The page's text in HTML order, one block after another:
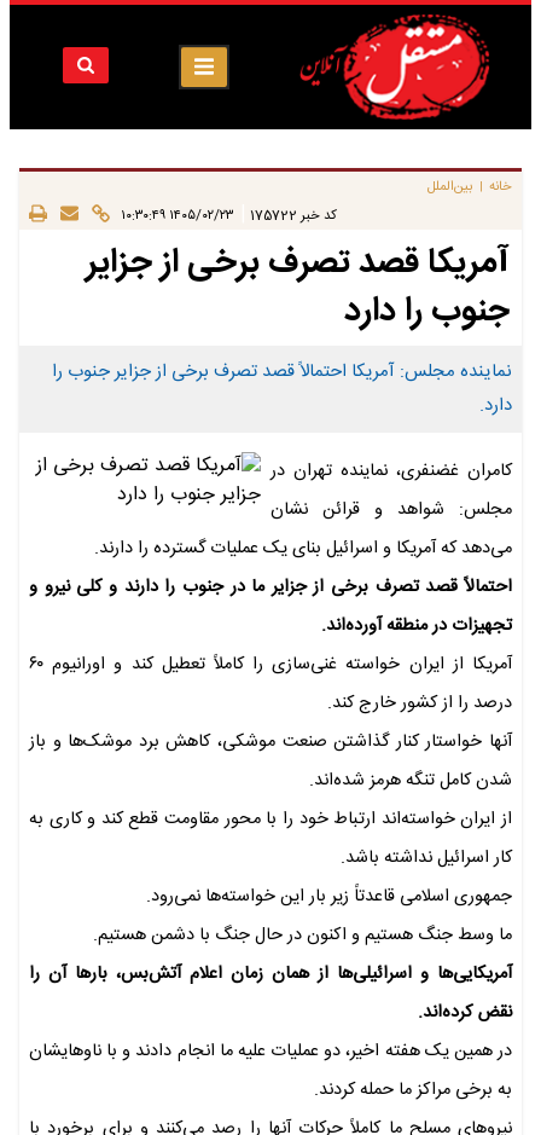
خانه | بین‌الملل
کد خبر 175722 ۱۴۰۵/۰۲/۲۳ ۱۰:۳۰:۴۹
آمریکا قصد تصرف برخی از جزایر
جنوب را دارد
نماینده مجلس: آمریکا احتمالاً قصد تصرف برخی از جزایر جنوب را
دارد.
کامران غضنفری، نماینده تهران در
مجلس: شواهد و قرائن نشان
می‌دهد که آمریکا و اسرائیل بنای یک عملیات گسترده را دارند.
احتمالاً قصد تصرف برخی از جزایر ما در جنوب را دارند و کلی نیرو و
تجهیزات در منطقه آورده‌اند.
آمریکا از ایران خواسته غنی‌سازی را کاملاً تعطیل کند و اورانیوم ۶۰
درصد را از کشور خارج کند.
آنها خواستار کنار گذاشتن صنعت موشکی، کاهش برد موشک‌ها و باز
شدن کامل تنگه هرمز شده‌اند.
از ایران خواسته‌اند ارتباط خود را با محور مقاومت قطع کند و کاری به
کار اسرائیل نداشته باشد.
جمهوری اسلامی قاعدتاً زیر بار این خواسته‌ها نمی‌رود.
ما وسط جنگ هستیم و اکنون در حال جنگ با دشمن هستیم.
آمریکایی‌ها و اسرائیلی‌ها از همان زمان اعلام آتش‌بس، بارها آن را
نقض کرده‌اند.
در همین یک هفته اخیر، دو عملیات علیه ما انجام دادند و با ناوهایشان
به برخی مراکز ما حمله کردند.
نیروهای مسلح ما کاملاً حرکات آنها را رصد می‌کنند و برای برخورد با